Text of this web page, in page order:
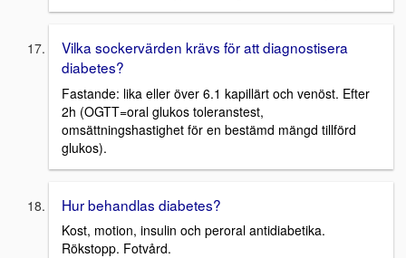
Vilka sockervärden krävs för att diagnostisera
diabetes?
Fastande: lika eller över 6.1 kapillärt och venöst. Efter
2h (OGTT=oral glukos toleranstest,
omsättningshastighet för en bestämd mängd tillförd
glukos).
Hur behandlas diabetes?
Kost, motion, insulin och peroral antidiabetika.
Rökstopp. Fotvård.